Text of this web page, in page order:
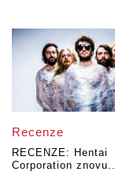
Recenze
RECENZE: Hentai
Corporation znovu...